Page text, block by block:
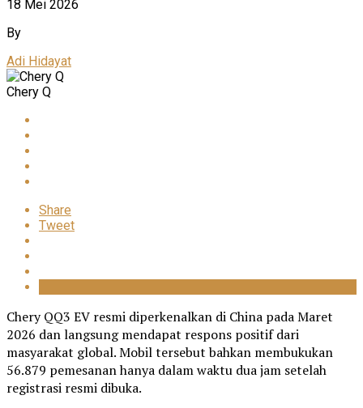
18 Mei 2026
By
Adi Hidayat
Chery Q
Share
Tweet
Chery QQ3 EV resmi diperkenalkan di China pada Maret
2026 dan langsung mendapat respons positif dari
masyarakat global. Mobil tersebut bahkan membukukan
56.879 pemesanan hanya dalam waktu dua jam setelah
registrasi resmi dibuka.